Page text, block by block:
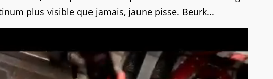
plus visible que jamais, jaune pisse. Beurk...